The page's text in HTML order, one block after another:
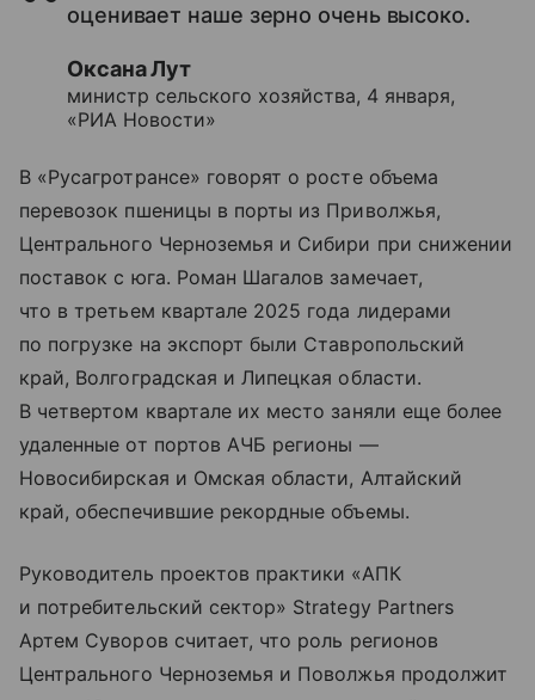
оценивает наше зерно очень высоко.
Оксана Лут
министр сельского хозяйства, 4 января,
«РИА Новости»
В «Русагротрансе» говорят о росте объема
перевозок пшеницы в порты из Приволжья,
Центрального Черноземья и Сибири при снижении
поставок с юга. Роман Шагалов замечает,
что в третьем квартале 2025 года лидерами
по погрузке на экспорт были Ставропольский
край, Волгоградская и Липецкая области.
В четвертом квартале их место заняли еще более
удаленные от портов АЧБ регионы —
Новосибирская и Омская области, Алтайский
край, обеспечившие рекордные объемы.
Руководитель проектов практики «АПК
и потребительский сектор» Strategy Partners
Артем Суворов считает, что роль регионов
Центрального Черноземья и Поволжья продолжит